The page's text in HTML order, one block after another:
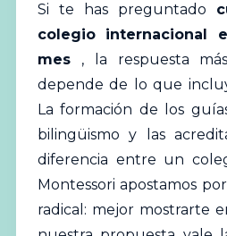
Si te has preguntado
colegio internacional
mes, la respuesta
depende de lo que
La formación de los
bilingüismo y las
diferencia entre un
Montessori apostamos
radical: mejor mostrarte